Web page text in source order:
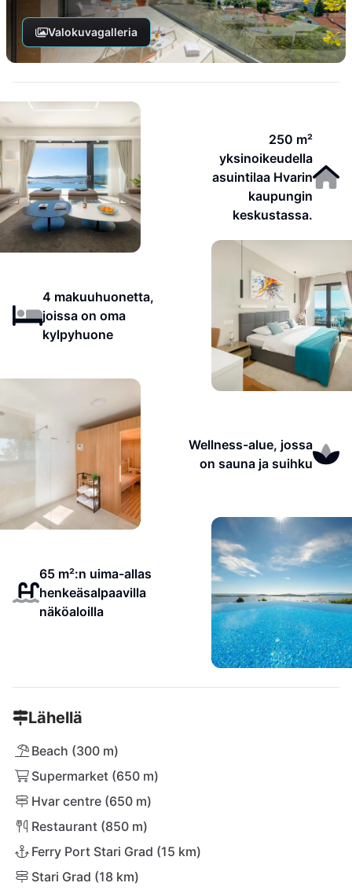
Valokuvagalleria
250 m²
yksinoikeudella
asuintilaa Hvarin
kaupungin
keskustassa.
4 makuuhuonetta,
joissa on oma
kylpyhuone
Wellness-alue, jossa
on sauna ja suihku
65 m²:n uima-allas
henkeäsalpaavilla
näköaloilla
Lähellä
Beach (300 m)
Supermarket (650 m)
Hvar centre (650 m)
Restaurant (850 m)
Ferry Port Stari Grad (15 km)
Stari Grad (18 km)